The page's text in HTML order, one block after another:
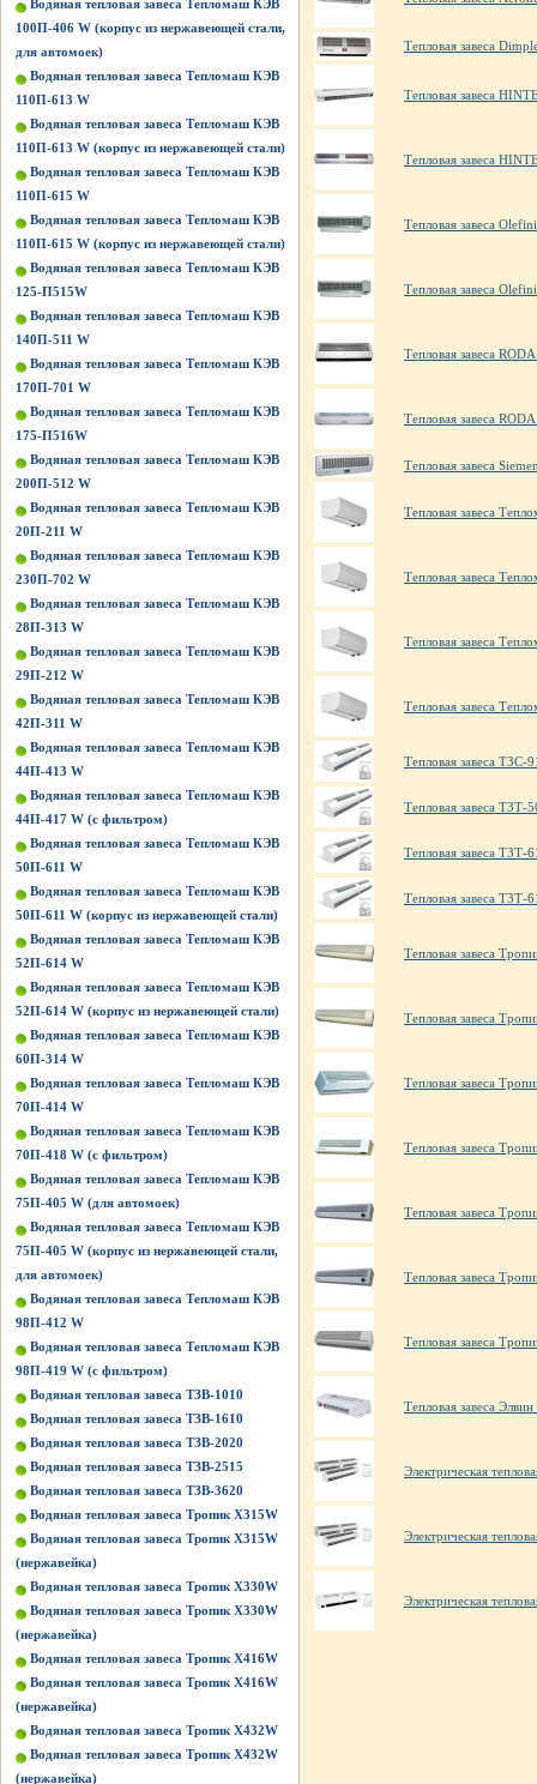
Водяная тепловая завеса Тепломаш КЭВ
100П-406 W (корпус из нержавеющей стали,
для автомоек)
Водяная тепловая завеса Тепломаш КЭВ
110П-613 W
Водяная тепловая завеса Тепломаш КЭВ
110П-613 W (корпус из нержавеющей стали)
Водяная тепловая завеса Тепломаш КЭВ
110П-615 W
Водяная тепловая завеса Тепломаш КЭВ
110П-615 W (корпус из нержавеющей стали)
Водяная тепловая завеса Тепломаш КЭВ
125-П515W
Водяная тепловая завеса Тепломаш КЭВ
140П-511 W
Водяная тепловая завеса Тепломаш КЭВ
170П-701 W
Водяная тепловая завеса Тепломаш КЭВ
175-П516W
Водяная тепловая завеса Тепломаш КЭВ
200П-512 W
Водяная тепловая завеса Тепломаш КЭВ
20П-211 W
Водяная тепловая завеса Тепломаш КЭВ
230П-702 W
Водяная тепловая завеса Тепломаш КЭВ
28П-313 W
Водяная тепловая завеса Тепломаш КЭВ
29П-212 W
Водяная тепловая завеса Тепломаш КЭВ
42П-311 W
Водяная тепловая завеса Тепломаш КЭВ
44П-413 W
Водяная тепловая завеса Тепломаш КЭВ
44П-417 W (с фильтром)
Водяная тепловая завеса Тепломаш КЭВ
50П-611 W
Водяная тепловая завеса Тепломаш КЭВ
50П-611 W (корпус из нержавеющей стали)
Водяная тепловая завеса Тепломаш КЭВ
52П-614 W
Водяная тепловая завеса Тепломаш КЭВ
52П-614 W (корпус из нержавеющей стали)
Водяная тепловая завеса Тепломаш КЭВ
60П-314 W
Водяная тепловая завеса Тепломаш КЭВ
70П-414 W
Водяная тепловая завеса Тепломаш КЭВ
70П-418 W (с фильтром)
Водяная тепловая завеса Тепломаш КЭВ
75П-405 W (для автомоек)
Водяная тепловая завеса Тепломаш КЭВ
75П-405 W (корпус из нержавеющей стали,
для автомоек)
Водяная тепловая завеса Тепломаш КЭВ
98П-412 W
Водяная тепловая завеса Тепломаш КЭВ
98П-419 W (с фильтром)
Водяная тепловая завеса ТЗВ-1010
Водяная тепловая завеса ТЗВ-1610
Водяная тепловая завеса ТЗВ-2020
Водяная тепловая завеса ТЗВ-2515
Водяная тепловая завеса ТЗВ-3620
Водяная тепловая завеса Тропик X315W
Водяная тепловая завеса Тропик X315W
(нержавейка)
Водяная тепловая завеса Тропик X330W
Водяная тепловая завеса Тропик X330W
(нержавейка)
Водяная тепловая завеса Тропик X416W
Водяная тепловая завеса Тропик X416W
(нержавейка)
Водяная тепловая завеса Тропик X432W
Водяная тепловая завеса Тропик X432W
(нержавейка)
Тепловая завеса
Тепловая завеса
Тепловая завеса
Тепловая завеса
Тепловая завеса
Тепловая завеса
Тепловая завеса
Тепловая завеса
Тепловая завеса
Тепловая завеса
Тепловая завеса
Тепловая завеса
Тепловая завеса ТЗС-
Тепловая завеса ТЗТ-
Тепловая завеса ТЗТ-
Тепловая завеса ТЗТ-
Тепловая завеса
Тепловая завеса
Тепловая завеса
Тепловая завеса
Тепловая завеса
Тепловая завеса
Тепловая завеса
Тепловая завеса
Электрическая
Электрическая
Электрическая